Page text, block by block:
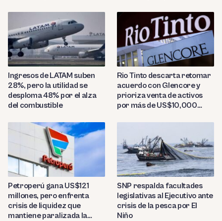
Ingresos de LATAM suben
28%, pero la utilidad se
desploma 48% por el alza
del combustible
Rio Tinto descarta retomar
acuerdo con Glencore y
prioriza venta de activos
por más de US$10,000
Petroperú gana US$121
millones, pero enfrenta
crisis de liquidez que
mantiene paralizada la
SNP respalda facultades
legislativas al Ejecutivo ante
crisis de la pesca por El
Niño